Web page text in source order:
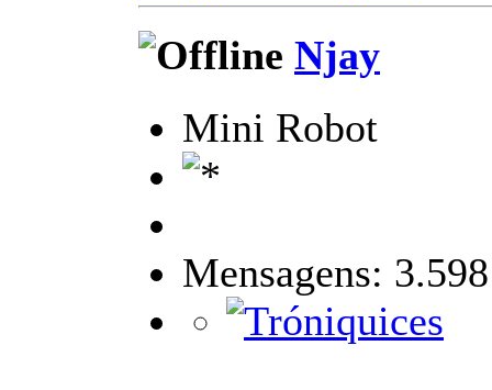
Njay
Mini Robot
Mensagens: 3.598